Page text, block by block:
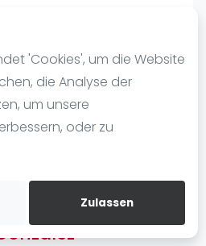
'Cookies', um die Website
die Analyse der
um unsere
oder zu
Zulassen
Gonzalez
Konto erstellen